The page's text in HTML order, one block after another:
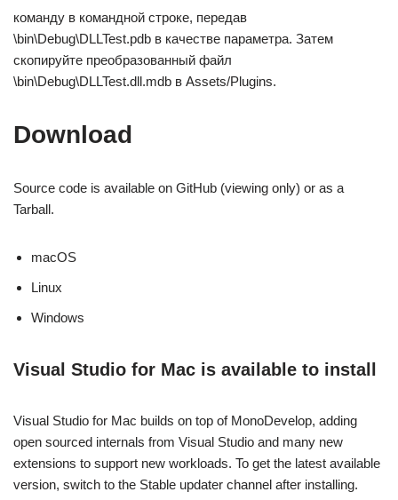
команду в командной строке, передав
\bin\Debug\DLLTest.pdb в качестве параметра. Затем
скопируйте преобразованный файл
\bin\Debug\DLLTest.dll.mdb в Assets/Plugins.
Download
Source code is available on GitHub (viewing only) or as a
Tarball.
macOS
Linux
Windows
Visual Studio for Mac is available to install
Visual Studio for Mac builds on top of MonoDevelop, adding
open sourced internals from Visual Studio and many new
extensions to support new workloads. To get the latest available
version, switch to the Stable updater channel after installing.